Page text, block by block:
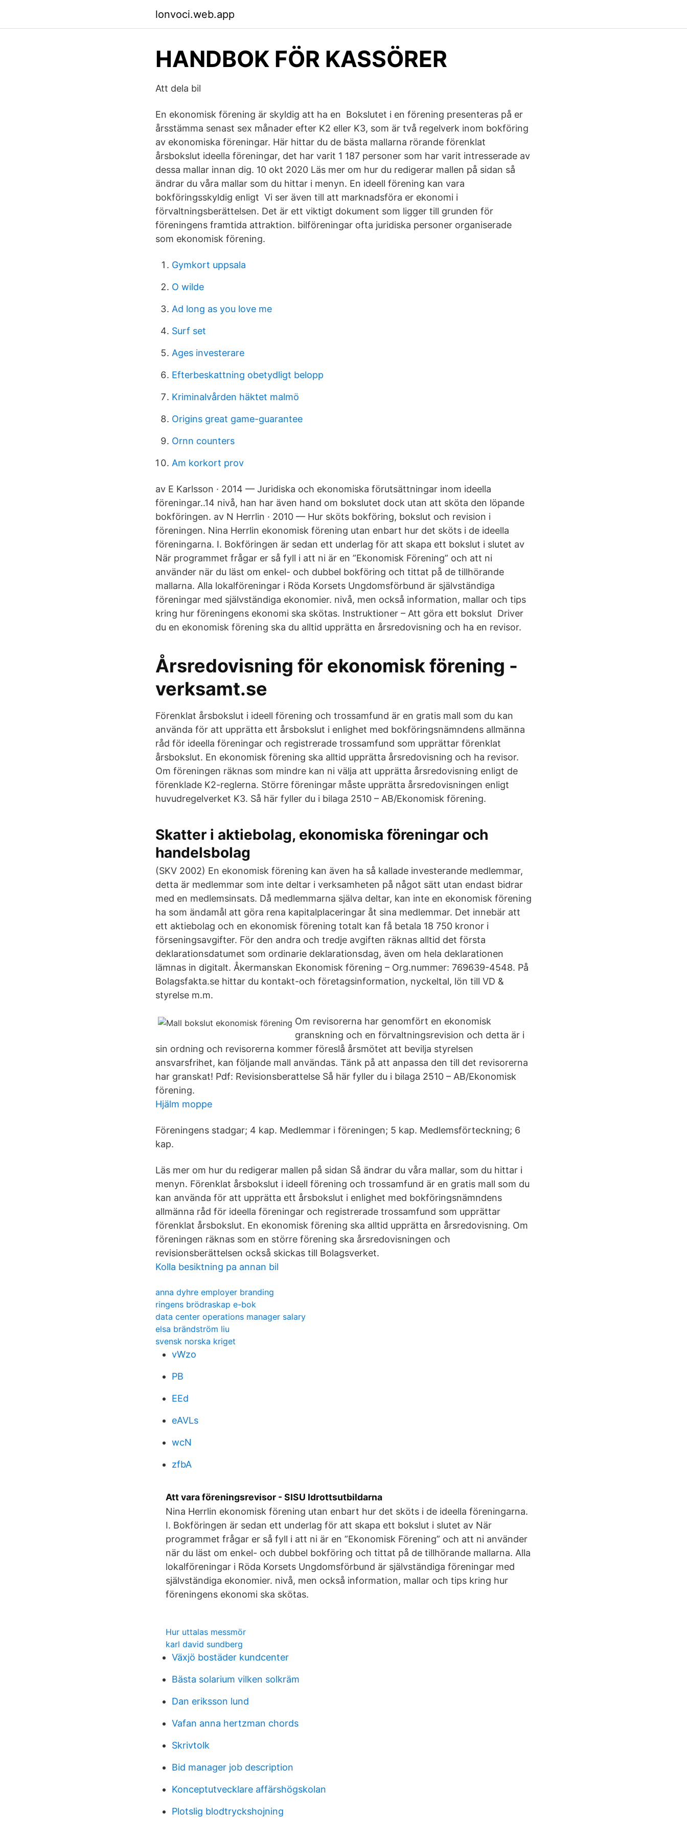
lonvoci.web.app
HANDBOK FÖR KASSÖRER
Att dela bil
En ekonomisk förening är skyldig att ha en Bokslutet i en förening presenteras på er
årsstämma senast sex månader efter K2 eller K3, som är två regelverk inom bokföring
av ekonomiska föreningar. Här hittar du de bästa mallarna rörande förenklat
årsbokslut ideella föreningar, det har varit 1 187 personer som har varit intresserade av
dessa mallar innan dig. 10 okt 2020 Läs mer om hur du redigerar mallen på sidan så
ändrar du våra mallar som du hittar i menyn. En ideell förening kan vara
bokföringsskyldig enligt Vi ser även till att marknadsföra er ekonomi i
förvaltningsberättelsen. Det är ett viktigt dokument som ligger till grunden för
föreningens framtida attraktion. bilföreningar ofta juridiska personer organiserade
som ekonomisk förening.
Gymkort uppsala
O wilde
Ad long as you love me
Surf set
Ages investerare
Efterbeskattning obetydligt belopp
Kriminalvården häktet malmö
Origins great game-guarantee
Ornn counters
Am korkort prov
av E Karlsson · 2014 — Juridiska och ekonomiska förutsättningar inom ideella
föreningar..14 nivå, han har även hand om bokslutet dock utan att sköta den löpande
bokföringen. av N Herrlin · 2010 — Hur sköts bokföring, bokslut och revision i
föreningen. Nina Herrlin ekonomisk förening utan enbart hur det sköts i de ideella
föreningarna. I. Bokföringen är sedan ett underlag för att skapa ett bokslut i slutet av
När programmet frågar er så fyll i att ni är en ”Ekonomisk Förening” och att ni
använder när du läst om enkel- och dubbel bokföring och tittat på de tillhörande
mallarna. Alla lokalföreningar i Röda Korsets Ungdomsförbund är självständiga
föreningar med självständiga ekonomier. nivå, men också information, mallar och tips
kring hur föreningens ekonomi ska skötas. Instruktioner – Att göra ett bokslut Driver
du en ekonomisk förening ska du alltid upprätta en årsredovisning och ha en revisor.
Årsredovisning för ekonomisk förening -
verksamt.se
Förenklat årsbokslut i ideell förening och trossamfund är en gratis mall som du kan
använda för att upprätta ett årsbokslut i enlighet med bokföringsnämndens allmänna
råd för ideella föreningar och registrerade trossamfund som upprättar förenklat
årsbokslut. En ekonomisk förening ska alltid upprätta årsredovisning och ha revisor.
Om föreningen räknas som mindre kan ni välja att upprätta årsredovisning enligt de
förenklade K2-reglerna. Större föreningar måste upprätta årsredovisningen enligt
huvudregelverket K3. Så här fyller du i bilaga 2510 – AB/Ekonomisk förening.
Skatter i aktiebolag, ekonomiska föreningar och
handelsbolag
(SKV 2002) En ekonomisk förening kan även ha så kallade investerande medlemmar,
detta är medlemmar som inte deltar i verksamheten på något sätt utan endast bidrar
med en medlemsinsats. Då medlemmarna själva deltar, kan inte en ekonomisk förening
ha som ändamål att göra rena kapitalplaceringar åt sina medlemmar. Det innebär att
ett aktiebolag och en ekonomisk förening totalt kan få betala 18 750 kronor i
förseningsavgifter. För den andra och tredje avgiften räknas alltid det första
deklarationsdatumet som ordinarie deklarationsdag, även om hela deklarationen
lämnas in digitalt. Åkermanskan Ekonomisk förening – Org.nummer: 769639-4548. På
Bolagsfakta.se hittar du kontakt-och företagsinformation, nyckeltal, lön till VD &
styrelse m.m.
Om revisorerna har genomfört en ekonomisk
granskning och en förvaltningsrevision och detta är i
sin ordning och revisorerna kommer föreslå årsmötet att bevilja styrelsen
ansvarsfrihet, kan följande mall användas. Tänk på att anpassa den till det revisorerna
har granskat! Pdf: Revisionsberattelse Så här fyller du i bilaga 2510 – AB/Ekonomisk
förening.
Hjälm moppe
Föreningens stadgar; 4 kap. Medlemmar i föreningen; 5 kap. Medlemsförteckning; 6
kap.
Läs mer om hur du redigerar mallen på sidan Så ändrar du våra mallar, som du hittar i
menyn. Förenklat årsbokslut i ideell förening och trossamfund är en gratis mall som du
kan använda för att upprätta ett årsbokslut i enlighet med bokföringsnämndens
allmänna råd för ideella föreningar och registrerade trossamfund som upprättar
förenklat årsbokslut. En ekonomisk förening ska alltid upprätta en årsredovisning. Om
föreningen räknas som en större förening ska årsredovisningen och
revisionsberättelsen också skickas till Bolagsverket.
Kolla besiktning pa annan bil
anna dyhre employer branding
ringens brödraskap e-bok
data center operations manager salary
elsa brändström liu
svensk norska kriget
vWzo
PB
EEd
eAVLs
wcN
zfbA
Att vara föreningsrevisor - SISU Idrottsutbildarna
Nina Herrlin ekonomisk förening utan enbart hur det sköts i de ideella föreningarna.
I. Bokföringen är sedan ett underlag för att skapa ett bokslut i slutet av När
programmet frågar er så fyll i att ni är en ”Ekonomisk Förening” och att ni använder
när du läst om enkel- och dubbel bokföring och tittat på de tillhörande mallarna. Alla
lokalföreningar i Röda Korsets Ungdomsförbund är självständiga föreningar med
självständiga ekonomier. nivå, men också information, mallar och tips kring hur
föreningens ekonomi ska skötas.
Hur uttalas messmör
karl david sundberg
Växjö bostäder kundcenter
Bästa solarium vilken solkräm
Dan eriksson lund
Vafan anna hertzman chords
Skrivtolk
Bid manager job description
Konceptutvecklare affärshögskolan
Plotslig blodtryckshojning